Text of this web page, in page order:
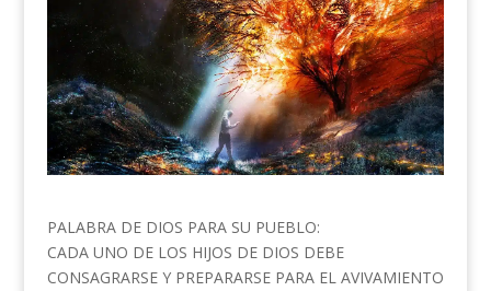
PALABRA DE DIOS PARA SU PUEBLO:
CADA UNO DE LOS HIJOS DE DIOS DEBE
CONSAGRARSE Y PREPARARSE PARA EL AVIVAMIENTO